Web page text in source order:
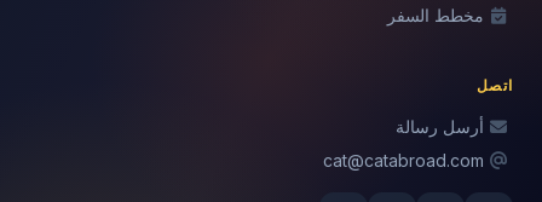
مخطط السفر
اتصل
أرسل رسالة